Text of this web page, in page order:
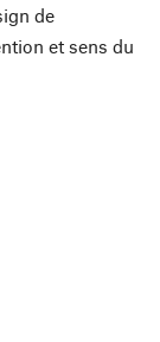
de
et sens du